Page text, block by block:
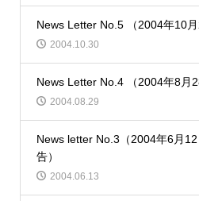
News Letter No.5 （2004年10月
2004.10.30
News Letter No.4 （2004年8月
2004.08.29
News letter No.3（2004年6月
告）
2004.06.13